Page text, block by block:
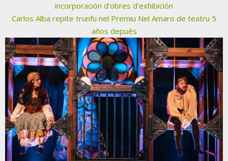
incorporación d’obres d’exhibición
Carlos Alba repite trunfu nel Premiu Nel Amaro de teatru 5
años depués